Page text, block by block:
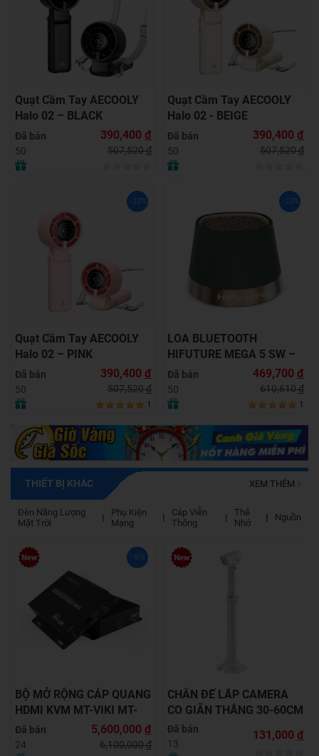
Quạt Cầm Tay AECOOLY
Halo 02 – BLACK
Đã bán
50
390,400 đ
507,520đ
Quạt Cầm Tay AECOOLY
Halo 02 - BEIGE
Đã bán
50
390,400 đ
507,520đ
-23%
Quạt Cầm Tay AECOOLY
Halo 02 – PINK
Đã bán
50
390,400 đ
507,520đ
1
-23%
LOA BLUETOOTH
HIFUTURE MEGA 5 SW –
GREEN
Đã bán
50
469,700 đ
610,610đ
1
THIẾT BỊ KHÁC
Đèn Năng Lượng
Mặt Trời
Phụ Kiện
Mạng
Cáp Viễn
Thông
Thẻ
Nhớ
Nguồn
XEM THÊM
-8%
BỘ MỞ RỘNG CÁP QUANG
HDMI KVM MT-VIKI MT-
HK020
Đã bán
24
5,600,000 đ
6,100,000đ
CHÂN ĐẾ LẮP CAMERA
CO GIÃN THẲNG 30-60CM
- SIÊU CHẮC CHẮN &
LINH HOẠT!
Đã bán
13
131,000 đ